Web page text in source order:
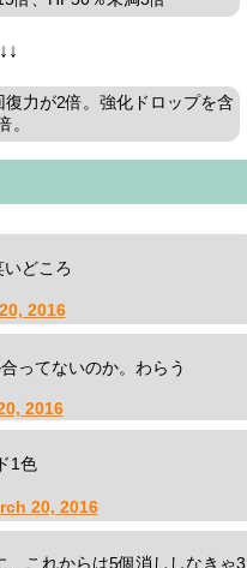
力が2倍。強化ドロップを含
。
どころ
2016
ってないのか。わらう
2016
1色
20, 2016
、これからは5個消ししなきゃ3